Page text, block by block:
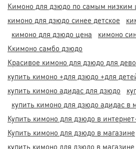
Кимоно для дзюдо по самым низким
кимоно для дзюдо синее детское
кимоно для дзюдо цена
кимоно
Ккимоно самбо дзюдо
Красивое кимоно для дзюдо для
купить кимоно +для дзюдо +для
купить кимоно адидас для дзюдо
купить кимоно для дзюдо адидас в
Купить кимоно для дзюдо в
Купить кимоно для дзюдо в магазине
купить кимоно для дзюдо в магазине